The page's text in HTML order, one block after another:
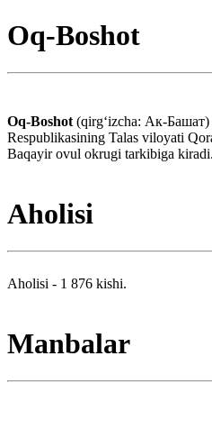
Oq-Boshot
Oq-Boshot (qirgʻizcha: Ак-
Respublikasining Talas viloyati
Baqayir ovul okrugi tarkibiga kiradi.
Aholisi
Aholisi - 1 876 kishi.
Manbalar